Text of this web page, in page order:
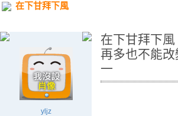
在下甘拜下風
yljz
在下甘拜下
再多也不能
一